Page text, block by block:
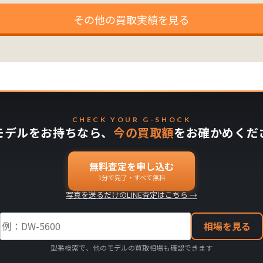
その他の買取実績を見る
CHECK YOUR G-SHOCK
デルをお持ちなら、今の買取額をお確かめくだ
無料査定を申し込む
1分で完了・すべて無料
写真を送るだけのLINE査定はこちら →
相場を見る
型番検索で、他のモデルの買取相場も確認できます